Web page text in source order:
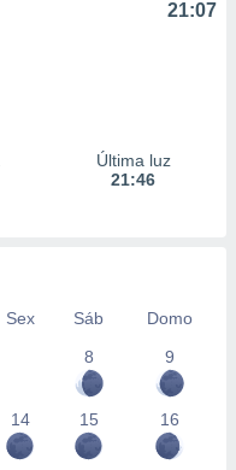
21:07
Última luz
21:46
Sex Sáb
Domo
8
9
14 15 16